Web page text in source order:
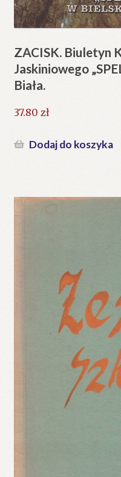
ZACISK. Biuletyn
Jaskiniowego
Biała.
37.80 zł
Dodaj do koszyka